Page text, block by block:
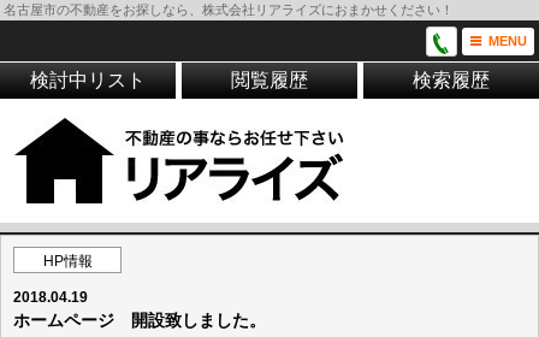
名古屋市の不動産をお探しなら、株式会社リアライズにおまかせください！
MENU
検討中リスト 閲覧履歴 検索履歴
HP情報
2018.04.19
ホームページ 開設致しました。